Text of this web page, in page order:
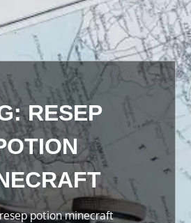
RESEP
potion minecraft